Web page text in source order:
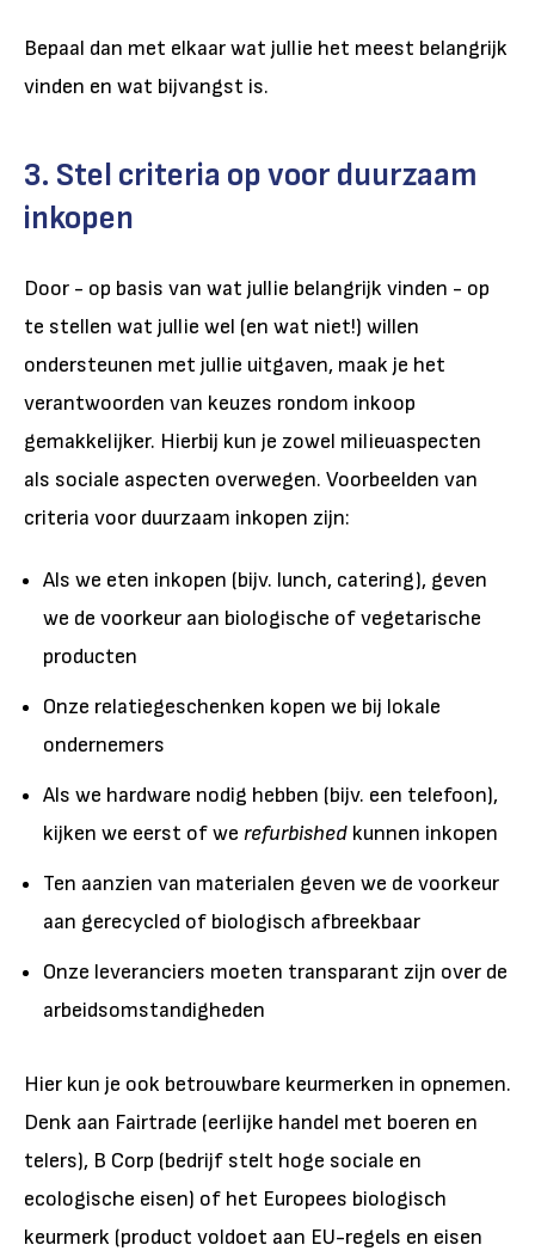
Bepaal dan met elkaar wat jullie het meest belangrijk
vinden en wat bijvangst is.
3. Stel criteria op voor duurzaam
inkopen
Door - op basis van wat jullie belangrijk vinden - op
te stellen wat jullie wel (en wat niet!) willen
ondersteunen met jullie uitgaven, maak je het
verantwoorden van keuzes rondom inkoop
gemakkelijker. Hierbij kun je zowel milieuaspecten
als sociale aspecten overwegen. Voorbeelden van
criteria voor duurzaam inkopen zijn:
Als we eten inkopen (bijv. lunch, catering), geven
we de voorkeur aan biologische of vegetarische
producten
Onze relatiegeschenken kopen we bij lokale
ondernemers
Als we hardware nodig hebben (bijv. een telefoon),
kijken we eerst of we refurbished kunnen inkopen
Ten aanzien van materialen geven we de voorkeur
aan gerecycled of biologisch afbreekbaar
Onze leveranciers moeten transparant zijn over de
arbeidsomstandigheden
Hier kun je ook betrouwbare keurmerken in opnemen.
Denk aan Fairtrade (eerlijke handel met boeren en
telers), B Corp (bedrijf stelt hoge sociale en
ecologische eisen) of het Europees biologisch
keurmerk (product voldoet aan EU-regels en eisen